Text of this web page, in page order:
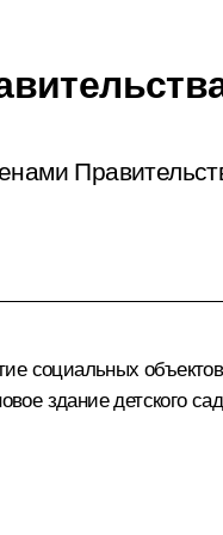
социальных
здание